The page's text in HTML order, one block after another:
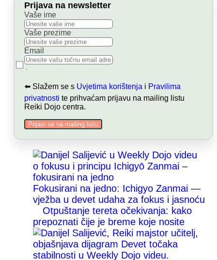
Prijava na newsletter
Vaše ime
Vaše prezime
Email
⬅️ Slažem se s Uvjetima korištenja i Pravilima
privatnosti te prihvaćam prijavu na mailing listu
Reiki Dojo centra.
Prijavi se na mailing listu
Fokusirani na jedno: Ichigyo Zanmai —
vježba u devet udaha za fokus i jasnoću
Otpuštanje tereta očekivanja: kako
prepoznati čije je breme koje nosite